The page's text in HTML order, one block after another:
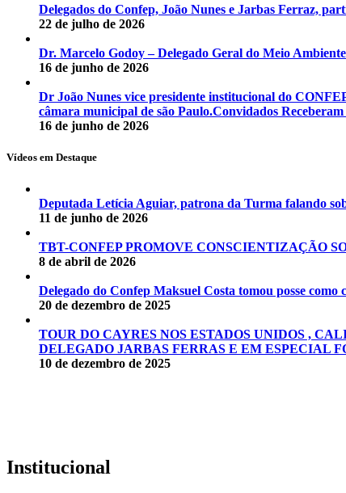
Delegados do Confep, João Nunes e Jarbas Ferraz,
22 de julho de 2026
Dr. Marcelo Godoy – Delegado Geral do Meio
16 de junho de 2026
Dr João Nunes vice presidente institucional do
câmara municipal de são Paulo.Convidados
16 de junho de 2026
Vídeos em Destaque
Deputada Letícia Aguiar, patrona da Turma falando
11 de junho de 2026
TBT-CONFEP PROMOVE CONSCIENTIZAÇÃO
8 de abril de 2026
Delegado do Confep Maksuel Costa tomou posse
20 de dezembro de 2025
TOUR DO CAYRES NOS ESTADOS UNIDOS ,
DELEGADO JARBAS FERRAS E EM ESPECIAL
10 de dezembro de 2025
Institucional